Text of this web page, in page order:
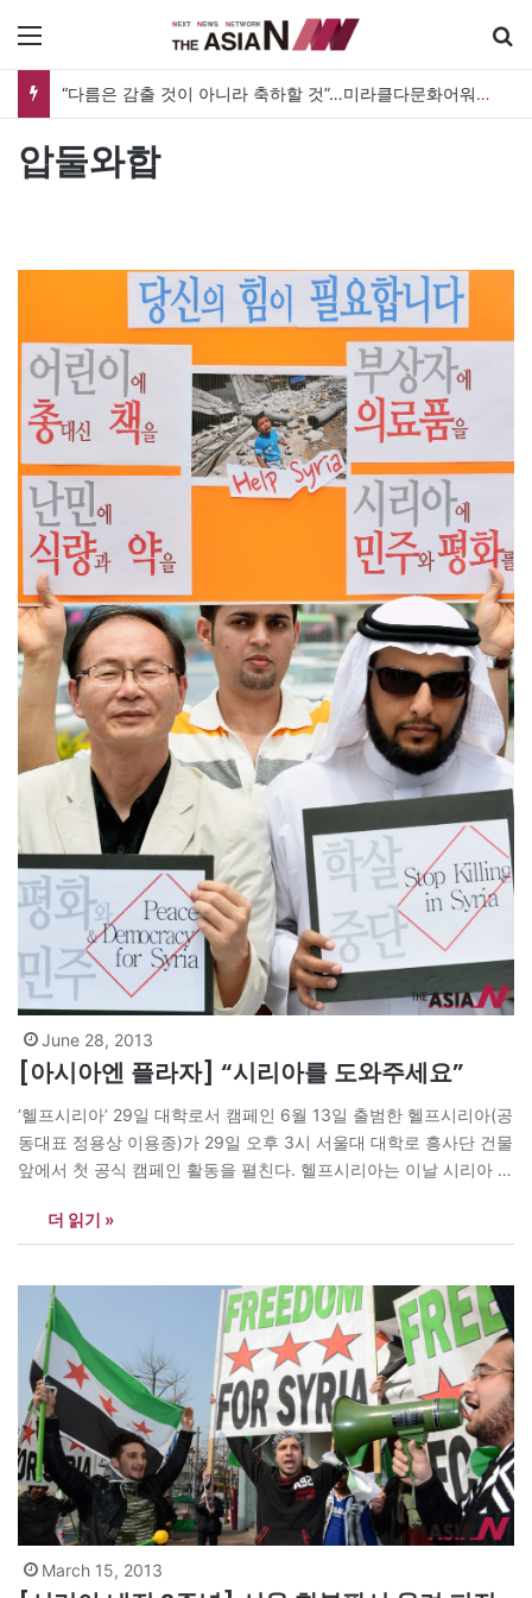
“다름은 감출 것이 아니라 축하할 것”…미라클다문화어워드가 그리는 ‘공존’의 미래
압둘와합
June 28, 2013
[아시아엔 플라자] “시리아를 도와주세요”
‘헬프시리아’ 29일 대학로서 캠페인 6월 13일 출범한 헬프시리아(공
동대표 정용상 이용종)가 29일 오후 3시 서울대 대학로 흥사단 건물
앞에서 첫 공식 캠페인 활동을 펼친다. 헬프시리아는 이날 시리아 내
계획이다. 캠페인 활동을 함께할 봉사자는 압둘와합 사무국장에게
이메일(helpsyria@naver.com)로 알려주면 된다. 압둘와합 사무국
더 읽기 »
March 15, 2013